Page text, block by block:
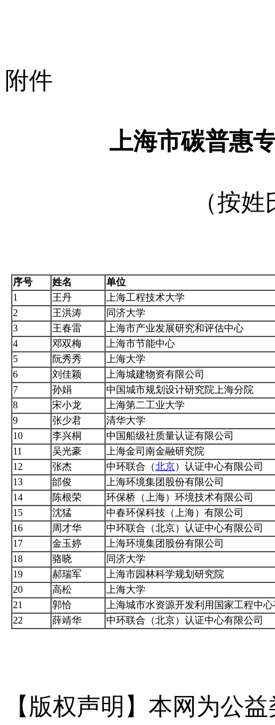
附件
上海市碳普惠
（按
序号 姓名
单位
1
王丹
上海工程技术大学
2
王洪涛
同济大学
3
王春雷
上海市产业发展研究和评估中心
4
邓双梅
上海市节能中心
5
阮秀秀
上海大学
6
刘佳颖
上海城建物资有限公司
7
孙娟
中国城市规划设计研究院上海分院
8
宋小龙
上海第二工业大学
9
张少君
清华大学
10
李兴桐
中国船级社质量认证有限公司
11
吴光豪
上海金司南金融研究院
12
张杰 中环联合（北京）认证中心有限公司
13
邰俊
上海环境集团股份有限公司
14
陈根荣
环保桥（上海）环境技术有限公司
15
沈猛
中春环保科技（上海）有限公司
16
周才华
中环联合（北京）认证中心有限公司
17
金玉婷
上海环境集团股份有限公司
18
骆晓
同济大学
19
郝瑞军
上海市园林科学规划研究院
20
高松
上海大学
21
郭恰
上海城市水资源开发利用国家工程中
22
薛靖华 中环联合（北京）认证中心有限公司
【版权声明】本网为公